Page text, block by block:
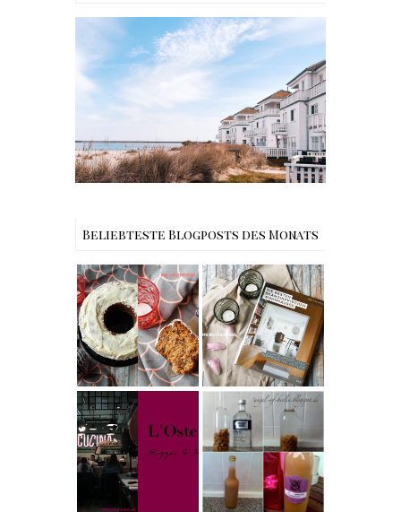
Reisen - Schleiregion
Beliebteste Blogposts des Monats
Rezept |
Weltbester
Carrot Cake
mit Cream
Cheese
Frosting nach
Cynthia
Barcomi –
einfach &
saftig
Buchtipps - Die
besten
Skandinavische
n Wohnhäuser |
The Nina
Edition
My Berlin -
L'Osteria | The
Nina Edition
Rezept |
Karamell-
Wodka selber
machen –
einfaches
Rezept &
Geschenkidee